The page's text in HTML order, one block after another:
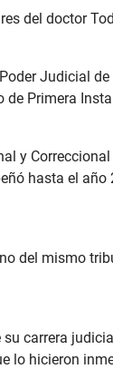
del doctor
Judicial
de Primera
y
hasta el
del mismo
carrera
hicieron